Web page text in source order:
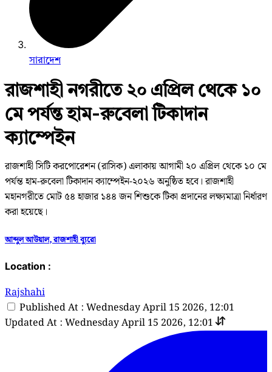
সারাদেশ
রাজশাহী নগরীতে ২০ এপ্রিল থেকে ১০
মে পর্যন্ত হাম-রুবেলা টিকাদান
ক্যাম্পেইন
রাজশাহী সিটি করপোরেশন (রাসিক) এলাকায় আগামী ২০ এপ্রিল থেকে ১০ মে
পর্যন্ত হাম-রুবেলা টিকাদান ক্যাম্পেইন-২০২৬ অনুষ্ঠিত হবে। রাজশাহী
মহানগরীতে মোট ৫৪ হাজার ১৪৪ জন শিশুকে টিকা প্রদানের লক্ষ্যমাত্রা নির্ধারণ
করা হয়েছে।
আব্দুল আউয়াল, রাজশাহী ব্যুরো
Location :
Rajshahi
Published At : Wednesday April 15 2026, 12:01
Updated At : Wednesday April 15 2026, 12:01